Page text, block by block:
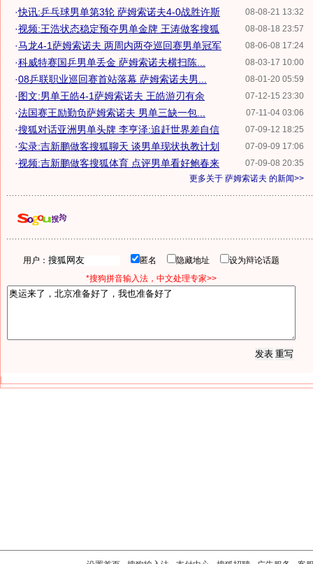
08-08-21 13:32
·快讯:乒乓球男单第3轮 萨姆索诺夫4-0战胜许斯
08-08-18 23:57
·视频:王浩状态稳定预夺男单金牌 王涛做客搜狐
08-06-08 17:24
·马龙4-1萨姆索诺夫 两周内两夺巡回赛男单冠军
08-03-17 10:00
·科威特赛国乒男单丢金 萨姆索诺夫横扫陈...
08-01-20 05:59
·08乒联职业巡回赛首站落幕 萨姆索诺夫男...
07-12-15 23:30
·图文:男单王皓4-1萨姆索诺夫 王皓游刃有余
07-11-04 03:06
·法国赛王励勤负萨姆索诺夫 男单三缺一包...
07-09-12 18:25
·搜狐对话亚洲男单头牌 李亨泽:追赶世界差自信
07-09-09 17:06
·实录:吉新鹏做客搜狐聊天 谈男单现状执教计划
07-09-08 20:35
·视频:吉新鹏做客搜狐体育 点评男单看好鲍春来
更多关于 萨姆索诺夫 的新闻>>
用户： 匿名 隐藏地址
设为辩论话题
*搜狗拼音输入法，中文处理专家>>